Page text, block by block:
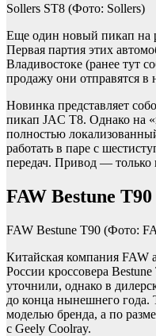
Sollers ST8 (Фото: Sollers)
Еще один новый пикап на
Первая партия этих
Владивостоке (ранее тут
продажу они отправятся в
Новинка представляет
пикап JAC T8. Однако на
полностью
работать в паре с
передач. Привод — только
FAW Bestune T90
FAW Bestune T90 (Фото:
Китайская компания FAW
России кроссовера
уточнили, однако в
до конца нынешнего года.
моделью бренда, а по
с Geely Coolray.